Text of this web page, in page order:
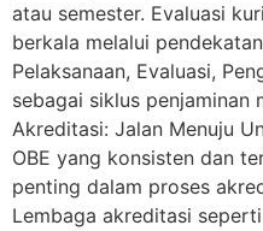
atau semester. Evaluasi
berkala melalui
Pelaksanaan, Evaluasi,
sebagai siklus penjaminan
Akreditasi: Jalan Menuju
OBE yang konsisten dan
penting dalam proses
Lembaga akreditasi